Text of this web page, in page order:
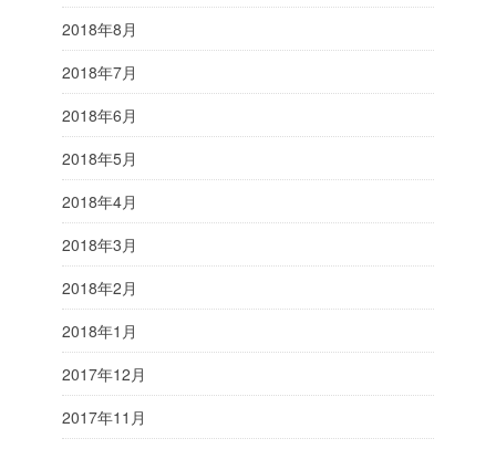
2018年8月
2018年7月
2018年6月
2018年5月
2018年4月
2018年3月
2018年2月
2018年1月
2017年12月
2017年11月